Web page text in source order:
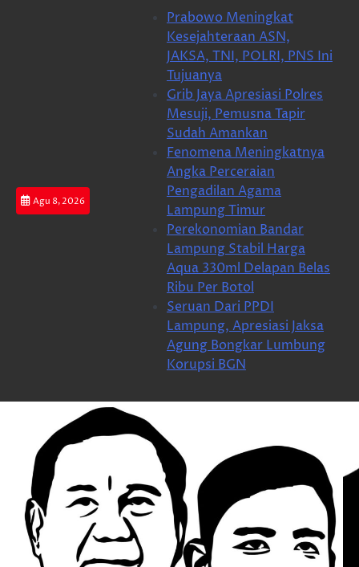
Agu 8, 2026
Prabowo Meningkat
Kesejahteraan ASN,
JAKSA, TNI, POLRI, PNS Ini
Tujuanya
Grib Jaya Apresiasi Polres
Mesuji, Pemusna Tapir
Sudah Amankan
Fenomena Meningkatnya
Angka Perceraian
Pengadilan Agama
Lampung Timur
Perekonomian Bandar
Lampung Stabil Harga
Aqua 330ml Delapan Belas
Ribu Per Botol
Seruan Dari PPDI
Lampung, Apresiasi Jaksa
Agung Bongkar Lumbung
Korupsi BGN